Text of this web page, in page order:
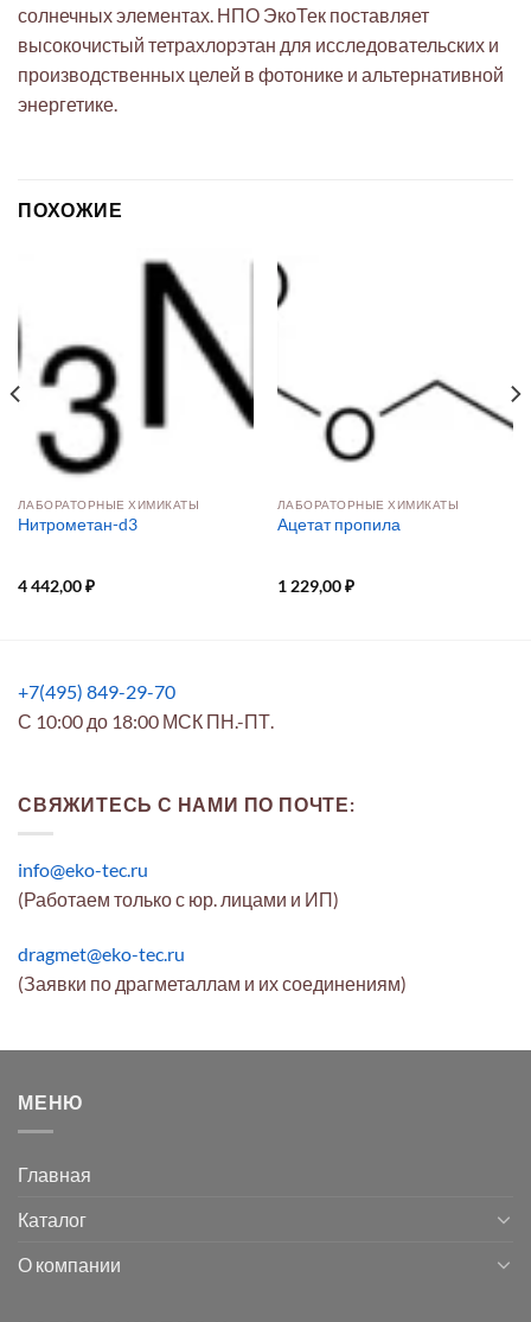
солнечных элементах. НПО ЭкоТек поставляет
высокочистый тетрахлорэтан для исследовательских и
производственных целей в фотонике и альтернативной
энергетике.
ПОХОЖИЕ
ЛАБОРАТОРНЫЕ ХИМИКАТЫ
Нитрометан-d3
4 442,00₽
ЛАБОРАТОРНЫЕ ХИМИКАТЫ
Ацетат пропила
1 229,00₽
+7(495) 849-29-70
С 10:00 до 18:00 МСК ПН.-ПТ.
СВЯЖИТЕСЬ С НАМИ ПО ПОЧТЕ:
info@eko-tec.ru
(Работаем только с юр. лицами и ИП)
dragmet@eko-tec.ru
(Заявки по драгметаллам и их соединениям)
МЕНЮ
Главная
Каталог
О компании